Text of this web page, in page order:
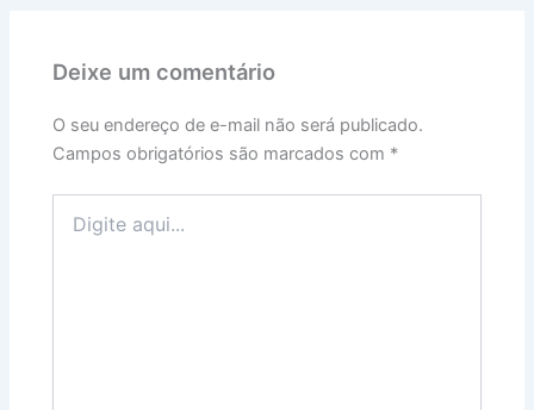
Deixe um comentário
O seu endereço de e-mail não será publicado.
Campos obrigatórios são marcados com *
aqui...